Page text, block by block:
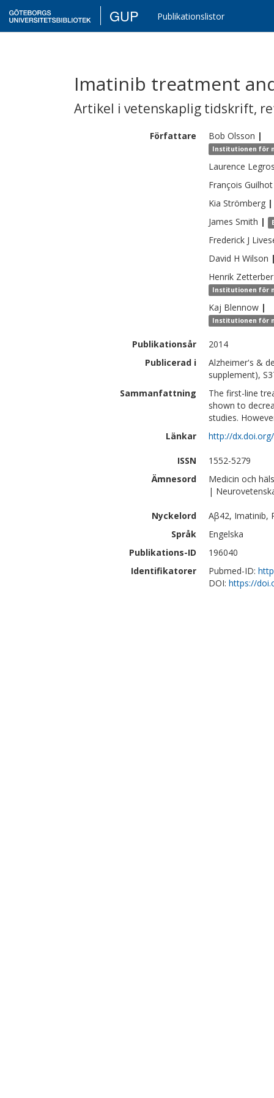
GUP Publikationslistor
Imatinib treatment
Artikel i vetenskaplig tidskrift,
Författare Bob Olsson |
Institutionen för
Laurence
François Guilhot
Kia Strömberg |
James Smith |
Frederick J
David H Wilson
Henrik
Institutionen för
Kaj Blennow |
Institutionen för
Publikationsår
2014
Publicerad i
Alzheimer's &
supplement),
Sammanfattning
The first-line
shown to
studies.
Länkar
http://
ISSN
1552-5279
Ämnesord
Medicin och
|
Nyckelord
Aβ42, Imatinib,
Språk
Engelska
Publikations-ID
196040
Identifikatorer
Pubmed-ID:
DOI: https://